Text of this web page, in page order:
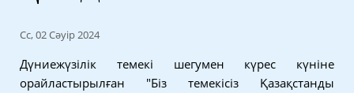
Сс, 02 Сәуір 2024
Дүниежүзілік темекі шегумен күрес күніне
орайластырылған "Біз темекісіз Қазақстанды